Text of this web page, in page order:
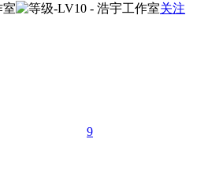
关注
9